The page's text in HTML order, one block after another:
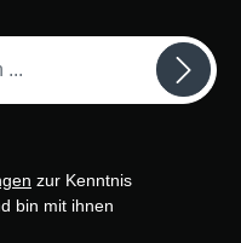
zur Kenntnis
bin mit ihnen